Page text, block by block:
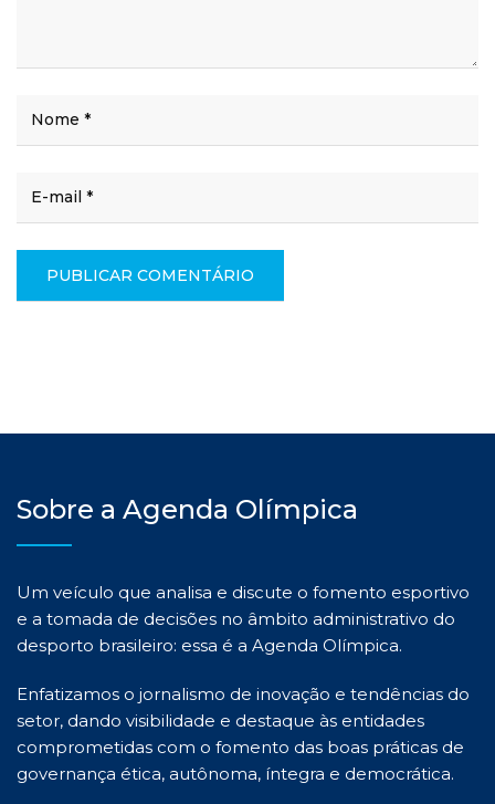
Sobre a Agenda Olímpica
Um veículo que analisa e discute o fomento esportivo
e a tomada de decisões no âmbito administrativo do
desporto brasileiro: essa é a Agenda Olímpica.
Enfatizamos o jornalismo de inovação e tendências do
setor, dando visibilidade e destaque às entidades
comprometidas com o fomento das boas práticas de
governança ética, autônoma, íntegra e democrática.